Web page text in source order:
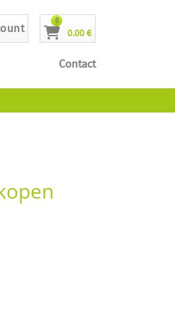
Cart
0.00 €
0producten
Contact